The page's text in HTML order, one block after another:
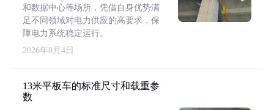
和数据中心等场所，凭借自身优势满
足不同领域对电力供应的高要求，保
障电力系统稳定运行。
2026年8月4日
13米平板车的标准尺寸和载重参
数